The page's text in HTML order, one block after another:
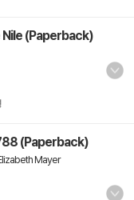
(Paperback)
(Paperback)
Mayer